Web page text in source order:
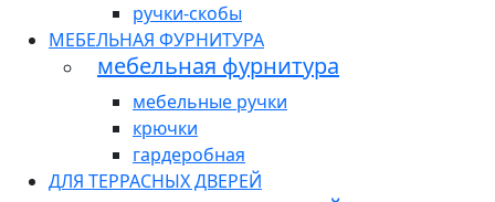
ручки-скобы
МЕБЕЛЬНАЯ ФУРНИТУРА
мебельная фурнитура
мебельные ручки
крючки
гардеробная
ДЛЯ ТЕРРАСНЫХ ДВЕРЕЙ